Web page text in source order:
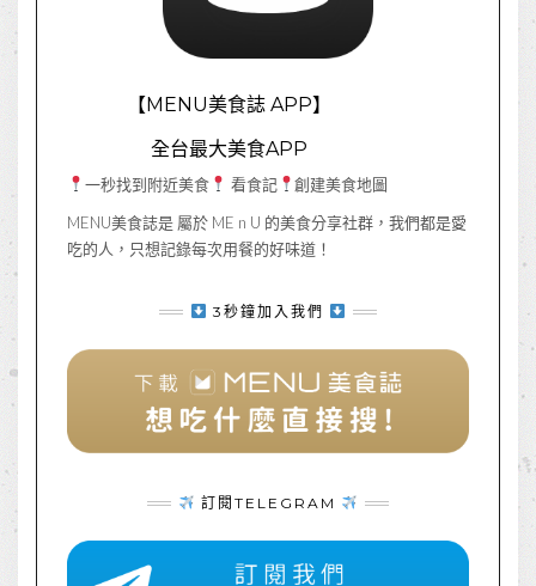
【MENU美食誌 APP】
全台最大美食APP
一秒找到附近美食 看食記
創建美食地圖
MENU美食誌是 屬於 ME n U 的美食分享社群，我們都是愛
吃的人，只想記錄每次用餐的好味道！
3秒鐘加入我們
訂閱TELEGRAM